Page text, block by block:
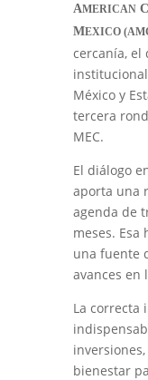
AMERICANC
MEXICO
cercanía, el
México y
tercera
MEC.
El diálogo
aporta una
agenda de
meses. Esa
una fuente
avances en
La correcta
bienestar